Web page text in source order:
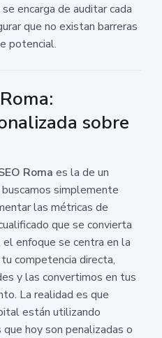
encarga de auditar cada
que no existan barreras
potencial.
sobre
Roma es la de un
simplemente
las métricas de
que se convierta
enfoque se centra en la
competencia directa,
y las convertimos en tus
La realidad es que
están utilizando
hoy son penalizadas o